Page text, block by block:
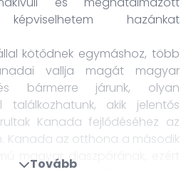
képviselhetem hazánkat
kötődnek egymáshoz, több
vallja magát magyar
bármerre járunk, olyan
találkozhatunk, akik jelentős
Kanada fejlődéséhez az
Kanada az otthona a második
magyar diaszpórának, ezért
szervezetekkel szoros
Tovább